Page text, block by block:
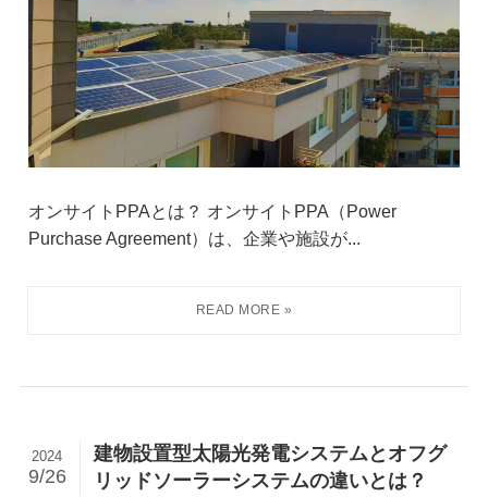
オンサイトPPAとは？ オンサイトPPA（Power
Purchase Agreement）は、企業や施設が...
建物設置型太陽光発電システムとオフグ
リッドソーラーシステムの違いとは？
2024
9/26